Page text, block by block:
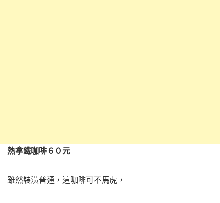
熱拿鐵咖啡６０元
雖然裝潢普通，這咖啡可不馬虎，